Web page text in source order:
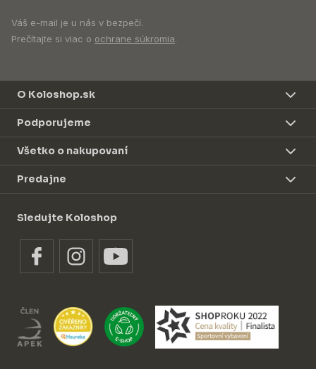
Váš e-mail je u nás v bezpečí.
Prečítajte si viac o ochrane súkromia.
O Koloshop.sk
Podporujeme
Všetko o nakupovaní
Predajne
Sledujte Koloshop